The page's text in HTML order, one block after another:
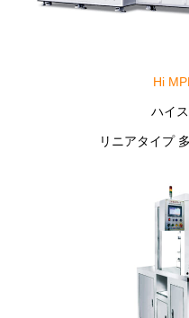
Hi
ハイ
リニアタイプ